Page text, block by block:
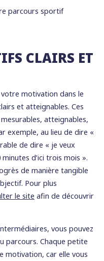
parcours sportif
CLAIRS ET
motivation dans le
et atteignables. Ces
atteignables,
exemple, au lieu de dire «
de dire « je veux
d’ici trois mois ».
de manière tangible
Pour plus
le site afin de découvrir
vous pouvez
parcours. Chaque petite
motivation, car elle vous